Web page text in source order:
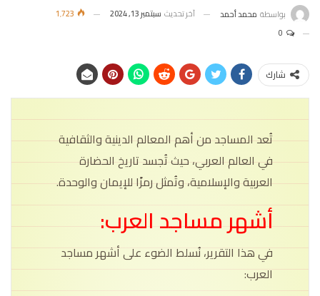
بواسطة محمد أحمد آخر تحديث سبتمبر 13, 2024
شارك
تُعد المساجد من أهم المعالم الدينية والثقافية
في العالم العربي، حيث تُجسد تاريخ الحضارة
العربية والإسلامية، وتُمثل رمزًا للإيمان والوحدة.
أشهر مساجد العرب:
في هذا التقرير، نُسلط الضوء على أشهر مساجد
العرب: